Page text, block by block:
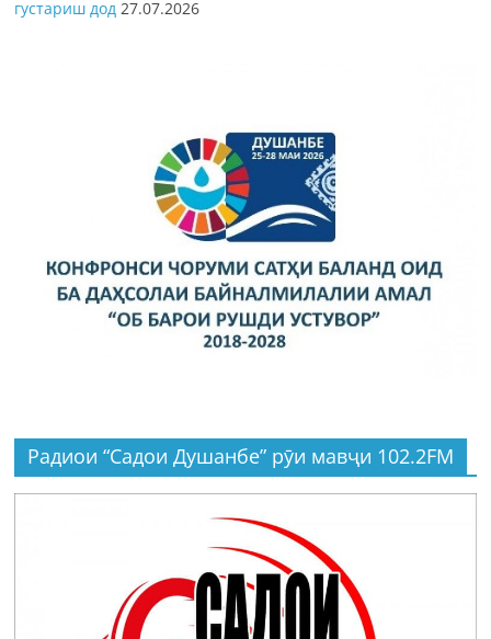
густариш дод 27.07.2026
Радиои “Садои Душанбе” рӯи мавҷи 102.2FM